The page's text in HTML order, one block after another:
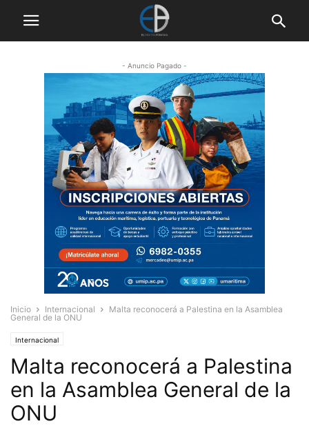
- Anuncio Pagado -
Inicio Internacional
Malta reconocerá a Palestina en la Asamblea
General de la ONU
Internacional
Malta reconocerá a Palestina
en la Asamblea General de la
ONU